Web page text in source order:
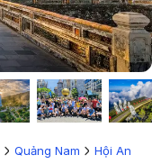
Quảng Nam Hội An